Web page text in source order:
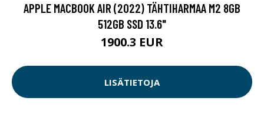
APPLE MACBOOK AIR (2022) TÄHTIHARMAA M2 8GB
512GB SSD 13.6"
1900.3 EUR
LISÄTIETOJA